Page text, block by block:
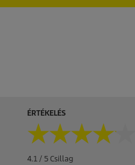
ÉRTÉKELÉS
★★★★★
★★★★★
4.1 / 5 Csillag